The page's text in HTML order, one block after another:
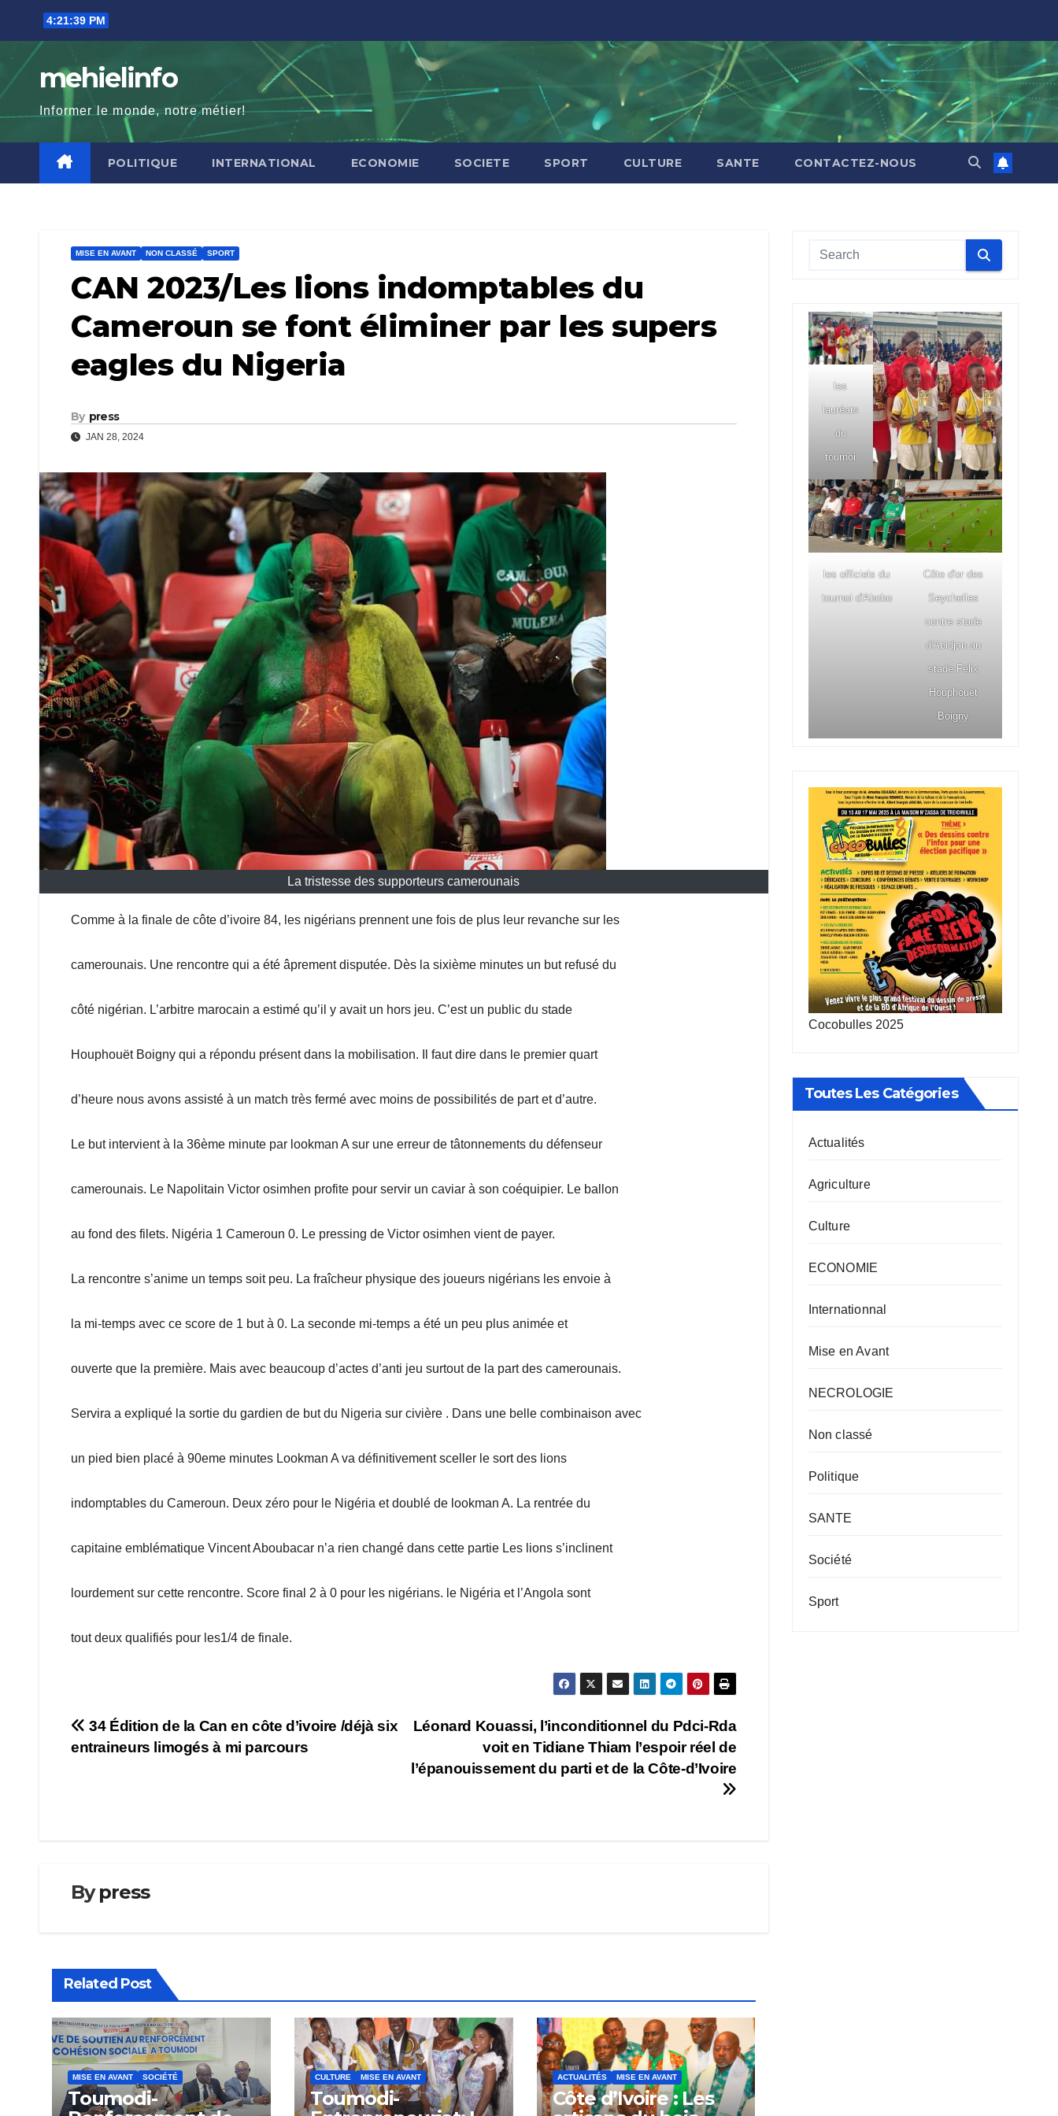
content
4:21:41 PM
mehielinfo
Informer le monde, notre métier!
POLITIQUE INTERNATIONAL ECONOMIE SOCIETE SPORT CULTURE SANTE CONTACTEZ-NOUS
MISE EN AVANT NON CLASSÉ SPORT
CAN 2023/Les lions indomptables du
Cameroun se font éliminer par les supers
eagles du Nigeria
By press
JAN 28, 2024
La tristesse des supporteurs camerounais
Comme à la finale de côte d’ivoire 84, les nigérians prennent une fois de plus leur revanche sur les
camerounais. Une rencontre qui a été âprement disputée. Dès la sixième minutes un but refusé du
côté nigérian. L’arbitre marocain a estimé qu’il y avait un hors jeu. C’est un public du stade
Houphouët Boigny qui a répondu présent dans la mobilisation. Il faut dire dans le premier quart
d’heure nous avons assisté à un match très fermé avec moins de possibilités de part et d’autre.
Le but intervient à la 36ème minute par lookman A sur une erreur de tâtonnements du défenseur
camerounais. Le Napolitain Victor osimhen profite pour servir un caviar à son coéquipier. Le ballon
au fond des filets. Nigéria 1 Cameroun 0. Le pressing de Victor osimhen vient de payer.
La rencontre s’anime un temps soit peu. La fraîcheur physique des joueurs nigérians les envoie à
la mi-temps avec ce score de 1 but à 0. La seconde mi-temps a été un peu plus animée et
ouverte que la première. Mais avec beaucoup d’actes d’anti jeu surtout de la part des camerounais.
Servira a expliqué la sortie du gardien de but du Nigeria sur civière . Dans une belle combinaison avec
un pied bien placé à 90eme minutes Lookman A va définitivement sceller le sort des lions
indomptables du Cameroun. Deux zéro pour le Nigéria et doublé de lookman A. La rentrée du
capitaine emblématique Vincent Aboubacar n’a rien changé dans cette partie Les lions s’inclinent
lourdement sur cette rencontre. Score final 2 à 0 pour les nigérians. le Nigéria et l’Angola sont
tout deux qualifiés pour les1/4 de finale.
Navigation
Léonard Kouassi, l’inconditionnel du Pdci-Rda
voit en Tidiane Thiam l’espoir réel de
l’épanouissement du parti et de la Côte-d’Ivoire
34 Édition de la Can en côte d’ivoire /déjà six
entraineurs limogés à mi parcours
Bypress
Related Post
MISE EN AVANT SOCIÉTÉ
Toumodi-
CULTURE MISE EN AVANT
Toumodi-
ACTUALITÉS MISE EN AVANT
Côte d’Ivoire : Les
les
lauréats
du
tournoi
les officiels du
tournoi d'Abobo
Côte d'or des
Seychelles
contre stade
d'Abidjan au
stade Félix
Houphouët
Boigny
Cocobulles 2025
Toutes Les Catégories
Actualités
Agriculture
Culture
ECONOMIE
Internationnal
Mise en Avant
NECROLOGIE
Non classé
Politique
SANTE
Société
Sport